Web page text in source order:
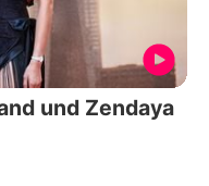
und Zendaya